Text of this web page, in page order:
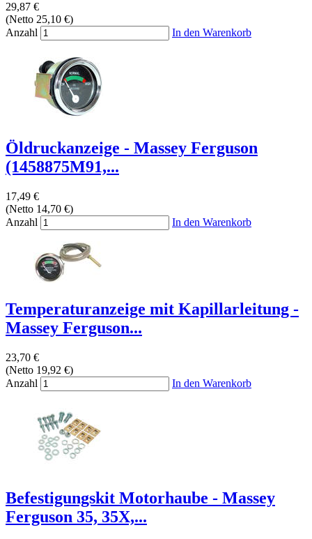
29,87 €
(Netto 25,10 €)
Anzahl
In den Warenkorb
Öldruckanzeige - Massey Ferguson
(1458875M91,...
17,49 €
(Netto 14,70 €)
Anzahl
In den Warenkorb
Temperaturanzeige mit Kapillarleitung -
Massey Ferguson...
23,70 €
(Netto 19,92 €)
Anzahl
In den Warenkorb
Befestigungskit Motorhaube - Massey
Ferguson 35, 35X,...